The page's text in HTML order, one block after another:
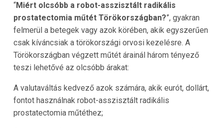
“Miért olcsóbb a robot-asszisztált radikális
prostatectomia műtét Törökországban?”, gyakran
felmerül a betegek vagy azok körében, akik egyszerűen
csak kíváncsiak a törökországi orvosi kezelésre. A
Törökországban végzett műtét árainál három tényező
teszi lehetővé az olcsóbb árakat:
A valutaváltás kedvező azok számára, akik eurót, dollárt,
fontot használnak robot-asszisztált radikális
prostatectomia műtéthez;